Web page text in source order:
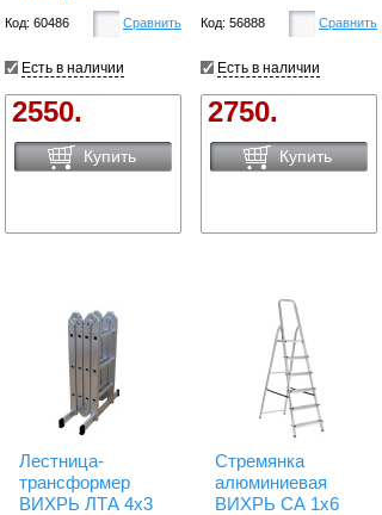
Код: 60486 Сравнить
Есть в наличии
2550.
Купить
Код: 56888 Сравнить
Есть в наличии
2750.
Купить
Лестница-
трансформер
ВИХРЬ ЛТА 4х3
Стремянка
алюминиевая
ВИХРЬ СА 1х6